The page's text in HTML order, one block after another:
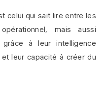
celui qui sait lire entre les
mais aussi
à leur intelligence
leur capacité à créer du